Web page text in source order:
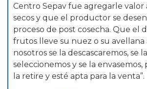
Centro Sepav fue agregarle valor
secos y que el productor se
proceso de post cosecha. Que el
frutos lleve su nuez o su avellana
nosotros se la descascaremos, se la
seleccionemos y se la
la retire y esté apta para la venta”.